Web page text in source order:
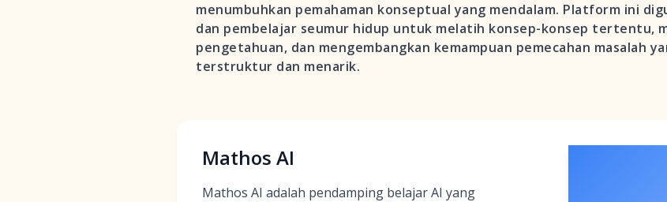
menumbuhkan pemahaman konseptual yang mendalam. Platform ini
dan pembelajar seumur hidup untuk melatih konsep-konsep tertentu,
pengetahuan, dan mengembangkan kemampuan pemecahan masalah
terstruktur dan menarik.
Mathos AI
Mathos AI adalah pendamping belajar AI yang